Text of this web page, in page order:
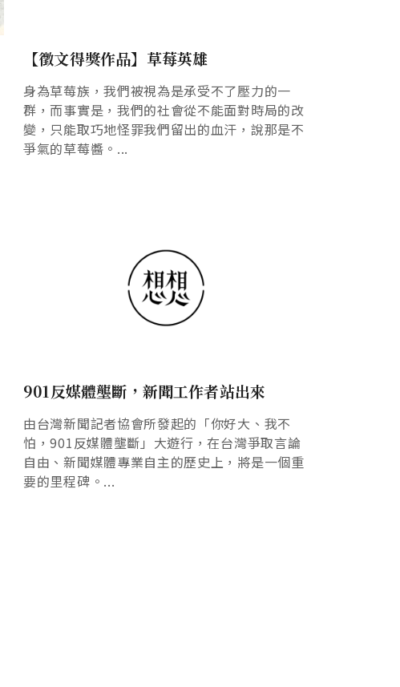
【徵文得獎作品】草莓英雄
身為草莓族，我們被視為是承受不了壓力的一
群，而事實是，我們的社會從不能面對時局的改
變，只能取巧地怪罪我們留出的血汗，說那是不
爭氣的草莓醬。...
901反媒體壟斷，新聞工作者站出來
由台灣新聞記者協會所發起的「你好大、我不
怕，901反媒體壟斷」大遊行，在台灣爭取言論
自由、新聞媒體專業自主的歷史上，將是一個重
要的里程碑。...